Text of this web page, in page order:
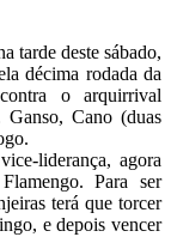
tarde deste sábado,
décima rodada da
o arquirrival
Cano (duas
liderança, agora
Para ser
terá que torcer
e depois vencer